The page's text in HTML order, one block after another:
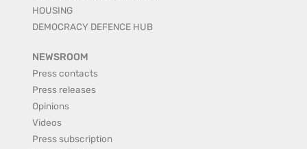
HOUSING
DEMOCRACY DEFENCE HUB
NEWSROOM
Press contacts
Press releases
Opinions
Videos
Press subscription